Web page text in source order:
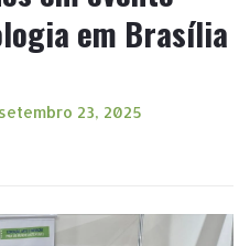
em Brasília
23, 2025